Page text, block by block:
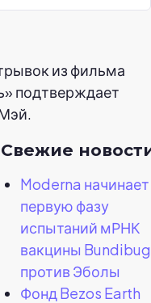
из фильма
подтверждает
Свежие
Moderna начинает
первую фазу
испытаний мРНК
вакцины
против Эболы
Фонд Bezos Earth